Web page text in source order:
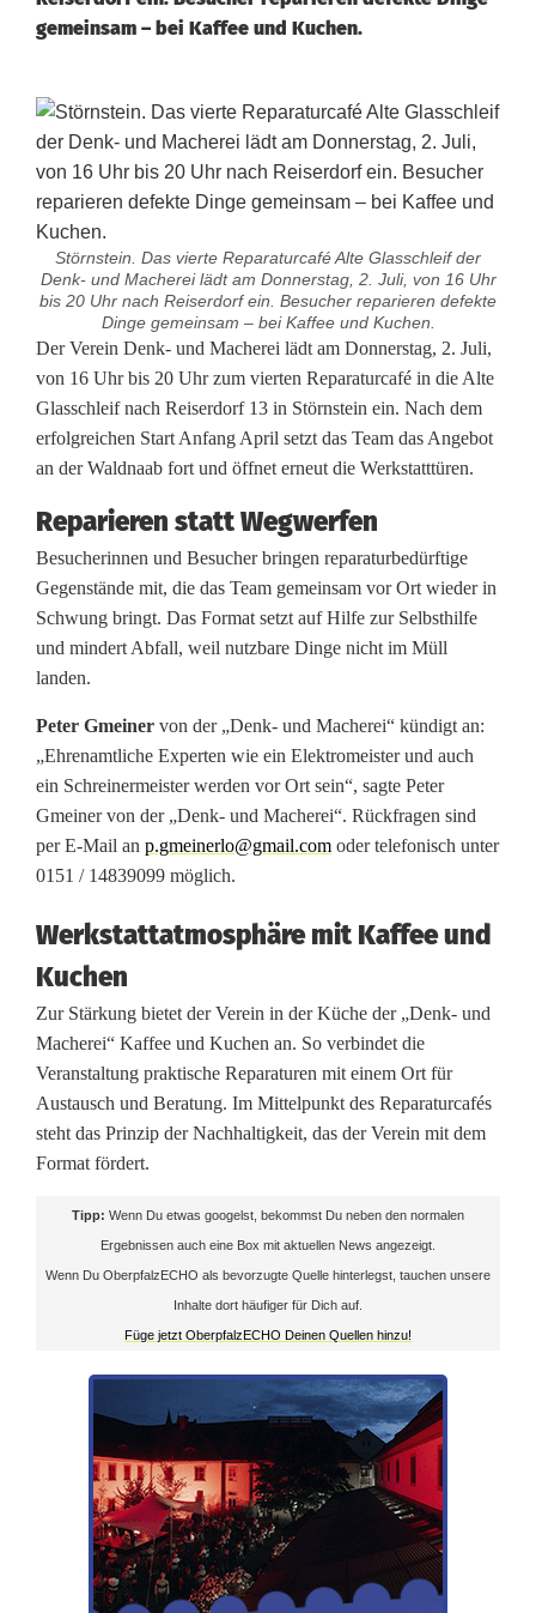
gemeinsam – bei Kaffee und Kuchen.
Störnstein. Das vierte Reparaturcafé Alte Glasschleif der
Denk- und Macherei lädt am Donnerstag, 2. Juli, von 16 Uhr
bis 20 Uhr nach Reiserdorf ein. Besucher reparieren defekte
Dinge gemeinsam – bei Kaffee und Kuchen.
V
i
e
t
e
s
R
e
p
a
r
t
u
r
c
a
f
Der Verein Denk- und Macherei lädt am Donnerstag, 2. Juli,
von 16 Uhr bis 20 Uhr zum vierten Reparaturcafé in die Alte
Glasschleif nach Reiserdorf 13 in Störnstein ein. Nach dem
erfolgreichen Start Anfang April setzt das Team das Angebot
an der Waldnaab fort und öffnet erneut die Werkstatttüren.
Reparieren statt Wegwerfen
Besucherinnen und Besucher bringen reparaturbedürftige
Gegenstände mit, die das Team gemeinsam vor Ort wieder in
Schwung bringt. Das Format setzt auf Hilfe zur Selbsthilfe
und mindert Abfall, weil nutzbare Dinge nicht im Müll
landen.
Peter Gmeiner von der „Denk- und Macherei“ kündigt an:
„Ehrenamtliche Experten wie ein Elektromeister und auch
ein Schreinermeister werden vor Ort sein“, sagte Peter
Gmeiner von der „Denk- und Macherei“. Rückfragen sind
per E-Mail an p.gmeinerlo@gmail.com oder telefonisch unter
0151 / 14839099 möglich.
Werkstattatmosphäre mit Kaffee und
Kuchen
Zur Stärkung bietet der Verein in der Küche der „Denk- und
Macherei“ Kaffee und Kuchen an. So verbindet die
Veranstaltung praktische Reparaturen mit einem Ort für
Austausch und Beratung. Im Mittelpunkt des Reparaturcafés
steht das Prinzip der Nachhaltigkeit, das der Verein mit dem
Format fördert.
Tipp: Wenn Du etwas googelst, bekommst Du neben den normalen
Ergebnissen auch eine Box mit aktuellen News angezeigt.
Wenn Du OberpfalzECHO als bevorzugte Quelle hinterlegst, tauchen unsere
Inhalte dort häufiger für Dich auf.
Füge jetzt OberpfalzECHO Deinen Quellen hinzu!